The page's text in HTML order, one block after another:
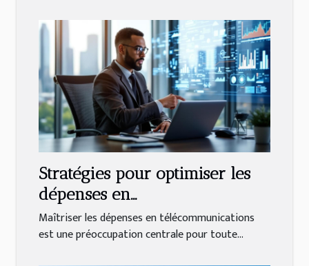
Stratégies pour optimiser les
dépenses en
télécommunications
d'entreprise
Maîtriser les dépenses en télécommunications
est une préoccupation centrale pour toute...